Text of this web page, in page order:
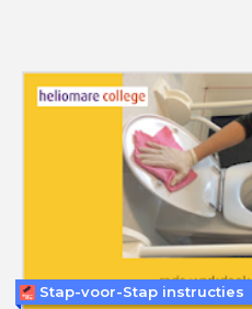
Stap-voor-Stap instructies